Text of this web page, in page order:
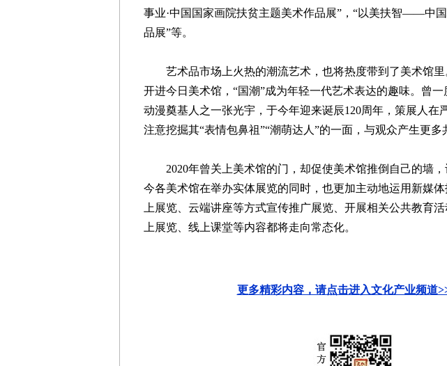
事业·中国国家画院扶贫主题美术作品展”，“以美扶智——中
品展”等。
艺术品市场上火热的潮流艺术，也将热度带到了美术馆里
开进今日美术馆，“国潮”成为年轻一代艺术表达的趣味。曾
动漫奠基人之一张光宇，于今年迎来诞辰120周年，策展人在
注意挖掘其“表情包鼻祖”“潮萌达人”的一面，与观众产生更多
2020年曾关上美术馆的门，却促使美术馆推倒自己的墙，
今各美术馆在举办实体展览的同时，也更加主动地运用新媒
上展览、云端讲座等方式宣传推广展览、开展相关公共教育
上展览、线上课堂等内容都将走向常态化。
更多精彩内容，请点击进入文化产业频道